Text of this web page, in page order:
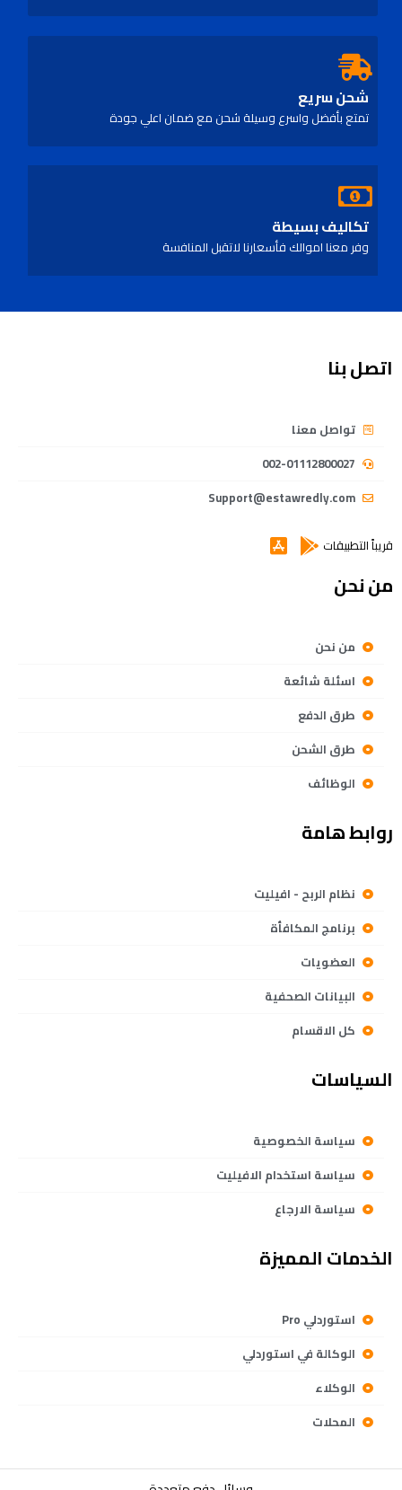
شحن سريع
تمتع بأفضل واسرع وسيلة شحن مع ضمان اعلي جودة
تكاليف بسيطة
وفر معنا اموالك فأسعارنا لاتقبل المنافسة
اتصل بنا
تواصل معنا
002-01112800027
Support@estawredly.com
قريباً التطبيقات
من نحن
من نحن
اسئلة شائعة
طرق الدفع
طرق الشحن
الوظائف
روابط هامة
نظام الربح - افيليت
برنامج المكافأة
العضويات
البيانات الصحفية
كل الاقسام
السياسات
سياسة الخصوصية
سياسة استخدام الافيليت
سياسة الارجاع
الخدمات المميزة
استوردلي Pro
الوكالة في استوردلي
الوكلاء
المحلات